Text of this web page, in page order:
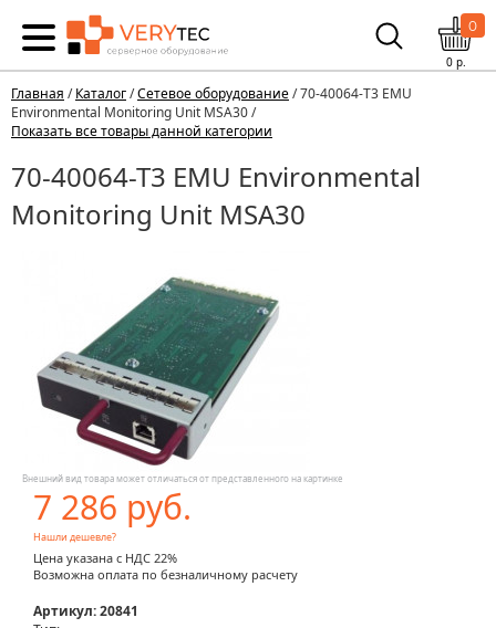
0
0р.
Главная /Каталог/Сетевое оборудование/ 70-40064-T3 EMU
Environmental Monitoring Unit MSA30 /
Показать все товары данной категории
70-40064-T3 EMU Environmental
Monitoring Unit MSA30
Внешний вид товара может отличаться от представленного на картинке
7 286 руб.
Нашли дешевле?
Цена указана с НДС 22%
Возможна оплата по безналичному расчету
Артикул: 20841